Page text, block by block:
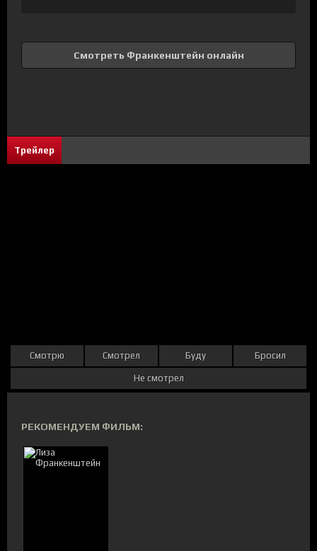
Смотреть Франкенштейн онлайн
Трейлер
Смотрю Смотрел Буду Бросил
Не смотрел
РЕКОМЕНДУЕМ ФИЛЬМ: